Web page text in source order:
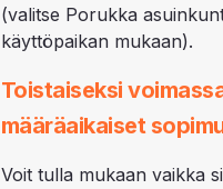
(valitse Porukka
käyttöpaikan mukaan).
Toistaiseksi
määräaikaiset
Voit tulla mukaan vaikka